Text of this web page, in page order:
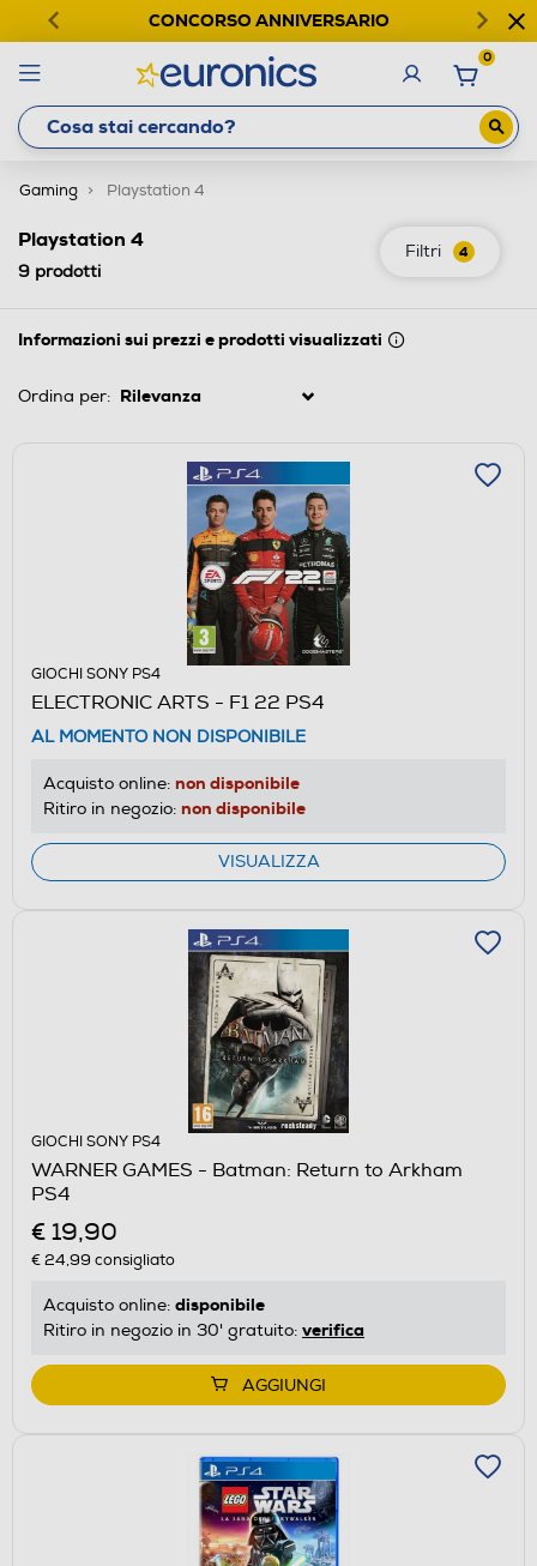
CONCORSO ANNIVERSARIO
0
Gaming Playstation 4
Filtri 4
Playstation 4
9 prodotti
Informazioni sui prezzi e prodotti visualizzati
Ordina per:
GIOCHI SONY PS4
ELECTRONIC ARTS - F1 22 PS4
AL MOMENTO NON DISPONIBILE
Acquisto online: non disponibile
Ritiro in negozio: non disponibile
VISUALIZZA
GIOCHI SONY PS4
WARNER GAMES - Batman: Return to Arkham
PS4
€ 19,90
€ 24,99 consigliato
Acquisto online: disponibile
Ritiro in negozio in 30' gratuito: verifica
AGGIUNGI